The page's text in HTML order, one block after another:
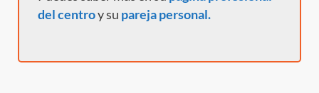
del centroysu pareja personal.